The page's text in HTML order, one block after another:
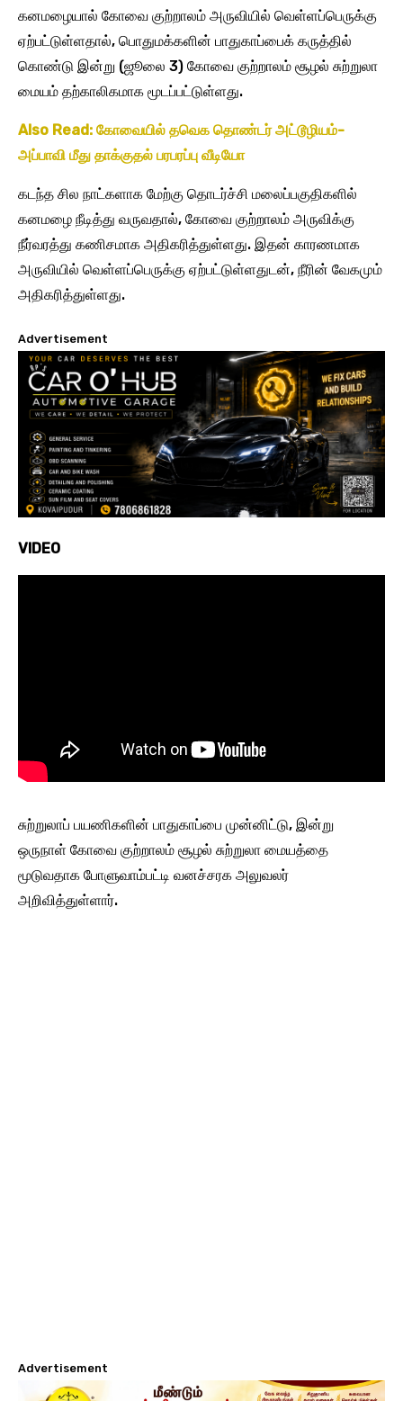
கனமழையால் கோவை குற்றாலம் அருவியில் வெள்ளப்பெருக்கு
ஏற்பட்டுள்ளதால், பொதுமக்களின் பாதுகாப்பைக் கருத்தில்
கொண்டு இன்று (ஜூலை 3) கோவை குற்றாலம் சூழல் சுற்றுலா
மையம் தற்காலிகமாக மூடப்பட்டுள்ளது.
Also Read: கோவையில் தவெக தொண்டர் அட்டூழியம்-
அப்பாவி மீது தாக்குதல் பரபரப்பு வீடியோ
கடந்த சில நாட்களாக மேற்கு தொடர்ச்சி மலைப்பகுதிகளில்
கனமழை நீடித்து வருவதால், கோவை குற்றாலம் அருவிக்கு
நீர்வரத்து கணிசமாக அதிகரித்துள்ளது. இதன் காரணமாக
அருவியில் வெள்ளப்பெருக்கு ஏற்பட்டுள்ளதுடன், நீரின் வேகமும்
அதிகரித்துள்ளது.
Advertisement
VIDEO
சுற்றுலாப் பயணிகளின் பாதுகாப்பை முன்னிட்டு, இன்று
ஒருநாள் கோவை குற்றாலம் சூழல் சுற்றுலா மையத்தை
மூடுவதாக போளுவாம்பட்டி வனச்சரக அலுவலர்
அறிவித்துள்ளார்.
Advertisement